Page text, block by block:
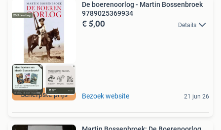
Scherpste prijs
De boerenoorlog - Martin Bossenbroek
9789025369934
€ 5,00 Details
Bezoek website 21 jun 26